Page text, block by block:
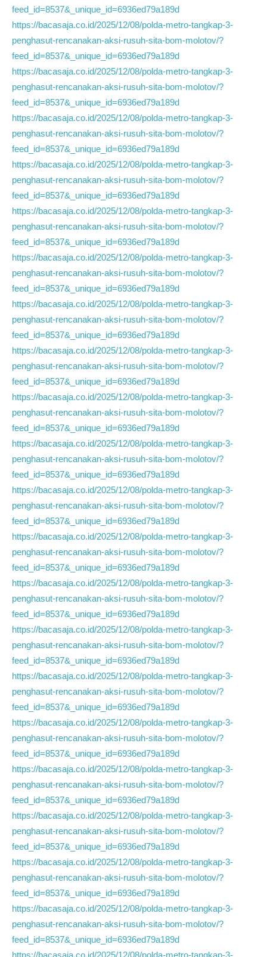
feed_id=8537&_unique_id=6936ed79a189d
https://bacasaja.co.id/2025/12/08/polda-metro-tangkap-3-
penghasut-rencanakan-aksi-rusuh-sita-bom-molotov/?
feed_id=8537&_unique_id=6936ed79a189d
https://bacasaja.co.id/2025/12/08/polda-metro-tangkap-3-
penghasut-rencanakan-aksi-rusuh-sita-bom-molotov/?
feed_id=8537&_unique_id=6936ed79a189d
https://bacasaja.co.id/2025/12/08/polda-metro-tangkap-3-
penghasut-rencanakan-aksi-rusuh-sita-bom-molotov/?
feed_id=8537&_unique_id=6936ed79a189d
https://bacasaja.co.id/2025/12/08/polda-metro-tangkap-3-
penghasut-rencanakan-aksi-rusuh-sita-bom-molotov/?
feed_id=8537&_unique_id=6936ed79a189d
https://bacasaja.co.id/2025/12/08/polda-metro-tangkap-3-
penghasut-rencanakan-aksi-rusuh-sita-bom-molotov/?
feed_id=8537&_unique_id=6936ed79a189d
https://bacasaja.co.id/2025/12/08/polda-metro-tangkap-3-
penghasut-rencanakan-aksi-rusuh-sita-bom-molotov/?
feed_id=8537&_unique_id=6936ed79a189d
https://bacasaja.co.id/2025/12/08/polda-metro-tangkap-3-
penghasut-rencanakan-aksi-rusuh-sita-bom-molotov/?
feed_id=8537&_unique_id=6936ed79a189d
https://bacasaja.co.id/2025/12/08/polda-metro-tangkap-3-
penghasut-rencanakan-aksi-rusuh-sita-bom-molotov/?
feed_id=8537&_unique_id=6936ed79a189d
https://bacasaja.co.id/2025/12/08/polda-metro-tangkap-3-
penghasut-rencanakan-aksi-rusuh-sita-bom-molotov/?
feed_id=8537&_unique_id=6936ed79a189d
https://bacasaja.co.id/2025/12/08/polda-metro-tangkap-3-
penghasut-rencanakan-aksi-rusuh-sita-bom-molotov/?
feed_id=8537&_unique_id=6936ed79a189d
https://bacasaja.co.id/2025/12/08/polda-metro-tangkap-3-
penghasut-rencanakan-aksi-rusuh-sita-bom-molotov/?
feed_id=8537&_unique_id=6936ed79a189d
https://bacasaja.co.id/2025/12/08/polda-metro-tangkap-3-
penghasut-rencanakan-aksi-rusuh-sita-bom-molotov/?
feed_id=8537&_unique_id=6936ed79a189d
https://bacasaja.co.id/2025/12/08/polda-metro-tangkap-3-
penghasut-rencanakan-aksi-rusuh-sita-bom-molotov/?
feed_id=8537&_unique_id=6936ed79a189d
https://bacasaja.co.id/2025/12/08/polda-metro-tangkap-3-
penghasut-rencanakan-aksi-rusuh-sita-bom-molotov/?
feed_id=8537&_unique_id=6936ed79a189d
https://bacasaja.co.id/2025/12/08/polda-metro-tangkap-3-
penghasut-rencanakan-aksi-rusuh-sita-bom-molotov/?
feed_id=8537&_unique_id=6936ed79a189d
https://bacasaja.co.id/2025/12/08/polda-metro-tangkap-3-
penghasut-rencanakan-aksi-rusuh-sita-bom-molotov/?
feed_id=8537&_unique_id=6936ed79a189d
https://bacasaja.co.id/2025/12/08/polda-metro-tangkap-3-
penghasut-rencanakan-aksi-rusuh-sita-bom-molotov/?
feed_id=8537&_unique_id=6936ed79a189d
https://bacasaja.co.id/2025/12/08/polda-metro-tangkap-3-
penghasut-rencanakan-aksi-rusuh-sita-bom-molotov/?
feed_id=8537&_unique_id=6936ed79a189d
https://bacasaja.co.id/2025/12/08/polda-metro-tangkap-3-
penghasut-rencanakan-aksi-rusuh-sita-bom-molotov/?
feed_id=8537&_unique_id=6936ed79a189d
https://bacasaja.co.id/2025/12/08/polda-metro-tangkap-3-
penghasut-rencanakan-aksi-rusuh-sita-bom-molotov/?
feed_id=8537&_unique_id=6936ed79a189d